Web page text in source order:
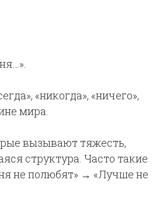
«никогда», «ничего»,
мира.
вызывают тяжесть,
структура. Часто такие
не полюбят» → «Лучше не